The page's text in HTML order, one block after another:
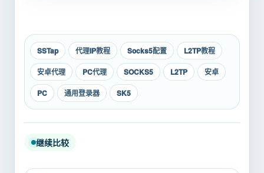
SSTap 代理IP教程 Socks5配置
L2TP教程
安卓代理
PC代理 SOCKS5 L2TP
安卓
PC
通用登录器 SK5
继续比较